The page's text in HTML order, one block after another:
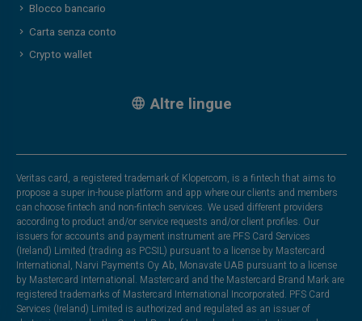
Blocco bancario
Carta senza conto
Crypto wallet
Altre lingue
Veritas card, a registered trademark of Klopercom, is a fintech that aims to
propose a super in-house platform and app where our clients and members
can choose fintech and non-fintech services. We used different providers
according to product and/or service requests and/or client profiles. Our
issuers for accounts and payment instrument are PFS Card Services
(Ireland) Limited (trading as PCSIL) pursuant to a license by Mastercard
International, Narvi Payments Oy Ab, Monavate UAB pursuant to a license
by Mastercard International. Mastercard and the Mastercard Brand Mark are
registered trademarks of Mastercard International Incorporated. PFS Card
Services (Ireland) Limited is authorized and regulated as an issuer of